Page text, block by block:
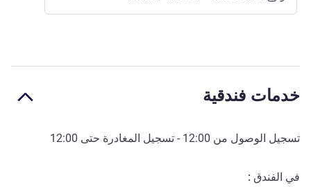
خدمات فندقية
تسجيل الوصول من 12:00 - تسجيل المغادرة حتى 12:00
في الفندق